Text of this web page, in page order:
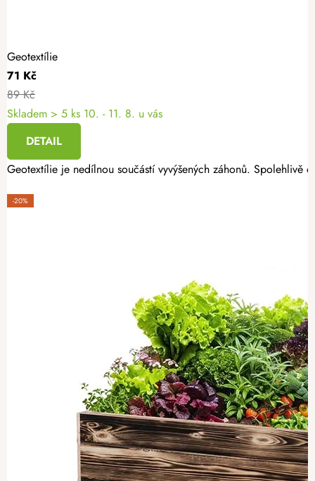
Geotextílie
71 Kč
89 Kč
Skladem > 5 ks 10. - 11. 8. u vás
DETAIL
Geotextílie je nedílnou součástí vyvýšených záhonů.
-20%